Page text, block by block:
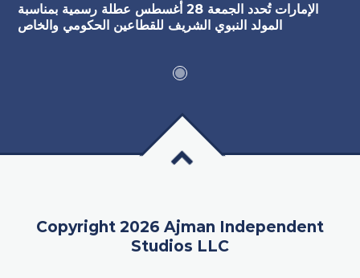
الإمارات تُحدد الجمعة 28 أغسطس عطلة رسمية بمناسبة
المولد النبوي الشريف للقطاعين الحكومي والخاص
Copyright 2026 Ajman Independent
Studios LLC